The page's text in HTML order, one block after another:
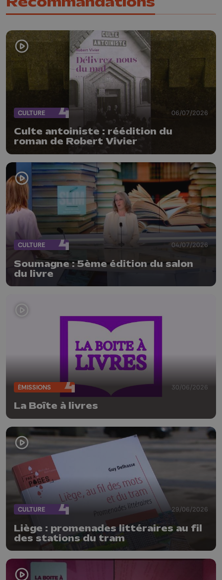
CULTURE 06/07/2026
Culte antoiniste : réédition du
roman de Robert Vivier
CULTURE 04/07/2026
Soumagne : 5ème édition du salon
du livre
ÉMISSIONS 30/06/2026
La Boîte à livres
CULTURE 29/06/2026
Liège : promenades littéraires au fil
des stations du tram